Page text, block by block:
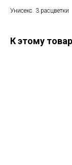
Унисекс. 3 расцветки
К этому